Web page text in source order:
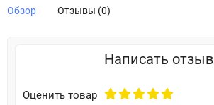
Обзор Отзывы (0)
Написать отзыв
Оценить товар